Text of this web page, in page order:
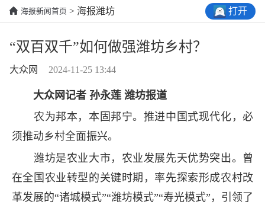
海报新闻首页 > 海报潍坊 打开
“双百双千”如何做强潍坊乡村？
大众网 2024-11-25 13:44
大众网记者 孙永莲 潍坊报道
农为邦本，本固邦宁。推进中国式现代化，必
须推动乡村全面振兴。
潍坊是农业大市，农业发展先天优势突出。曾
在全国农业转型的关键时期，率先探索形成农村改
革发展的“诸城模式”“潍坊模式”“寿光模式”，引领了